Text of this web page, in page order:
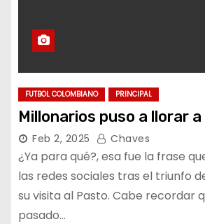
FUTBOL COLOMBIANO PRINCIPAL
Millonarios puso a llorar
Feb 2, 2025 Chaves
¿Ya para qué?, esa fue la frase
las redes sociales tras el triunfo
su visita al Pasto. Cabe recordar
pasado…